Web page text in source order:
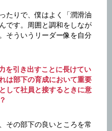
たりで、僕はよく「潤滑油
です。周囲と調和をしなが
そういうリーダー像を自分
を引き出すことに長けてい
は部下の育成において重要
して社員と接するときに意
その部下の良いところを常